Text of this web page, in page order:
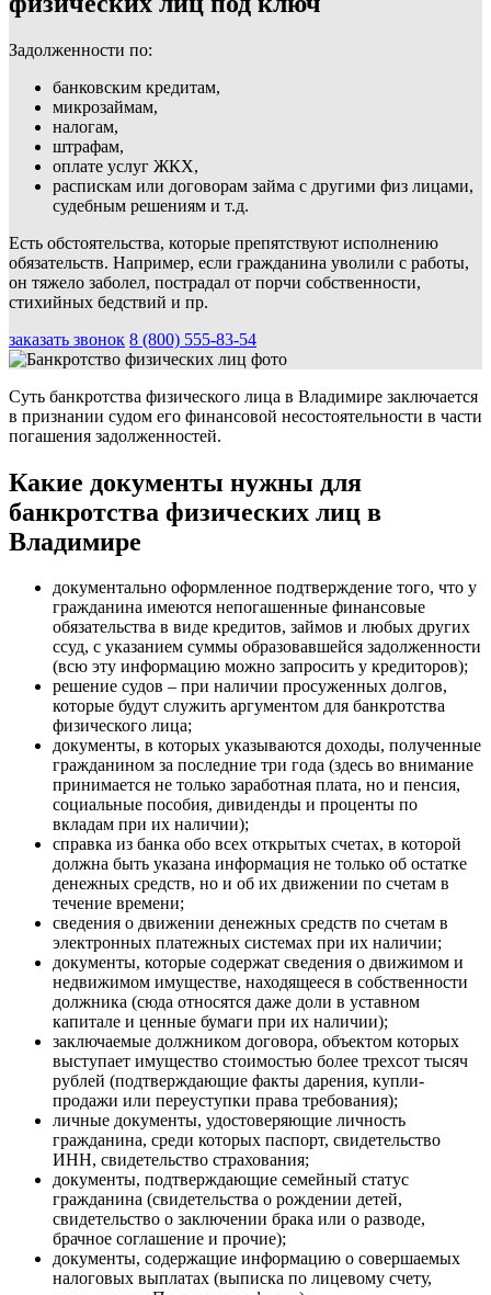
Задолженности по:
банковским кредитам,
микрозаймам,
налогам,
штрафам,
оплате услуг ЖКХ,
распискам или договорам займа с другими физ лицами,
судебным решениям и т.д.
Есть обстоятельства, которые препятствуют исполнению
обязательств. Например, если гражданина уволили с работы,
он тяжело заболел, пострадал от порчи собственности,
стихийных бедствий и пр.
заказать звонок 8 (800) 555-83-54
Суть банкротства физического лица в Владимире заключается
в признании судом его финансовой несостоятельности в части
погашения задолженностей.
Какие документы нужны для
банкротства физических лиц в
Владимире
документально оформленное подтверждение того, что у
гражданина имеются непогашенные финансовые
обязательства в виде кредитов, займов и любых других
ссуд, с указанием суммы образовавшейся задолженности
(всю эту информацию можно запросить у кредиторов);
решение судов – при наличии просуженных долгов,
которые будут служить аргументом для банкротства
физического лица;
документы, в которых указываются доходы, полученные
гражданином за последние три года (здесь во внимание
принимается не только заработная плата, но и пенсия,
социальные пособия, дивиденды и проценты по
вкладам при их наличии);
справка из банка обо всех открытых счетах, в которой
должна быть указана информация не только об остатке
денежных средств, но и об их движении по счетам в
течение времени;
сведения о движении денежных средств по счетам в
электронных платежных системах при их наличии;
документы, которые содержат сведения о движимом и
недвижимом имуществе, находящееся в собственности
должника (сюда относятся даже доли в уставном
капитале и ценные бумаги при их наличии);
заключаемые должником договора, объектом которых
выступает имущество стоимостью более трехсот тысяч
рублей (подтверждающие факты дарения, купли-
продажи или переуступки права требования);
личные документы, удостоверяющие личность
гражданина, среди которых паспорт, свидетельство
ИНН, свидетельство страхования;
документы, подтверждающие семейный статус
гражданина (свидетельства о рождении детей,
свидетельство о заключении брака или о разводе,
брачное соглашение и прочие);
документы, содержащие информацию о совершаемых
налоговых выплатах (выписка по лицевому счету,